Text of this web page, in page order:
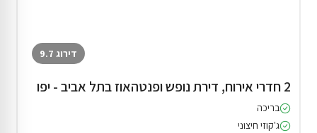
דירוג 9.7
2 חדרי אירוח, דירת נופש ופנטהאוז בתל אביב - יפו
בריכה
ג'קוזי חיצוני